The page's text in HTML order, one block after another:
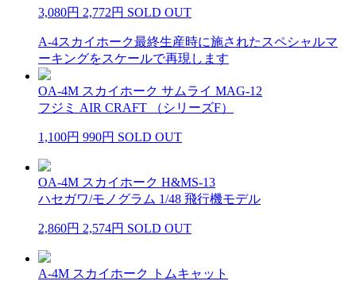
3,080円 2,772円 SOLD OUT
A-4スカイホーク最終生産時に施されたスペシャルマ
ーキングをスケールで再現します
OA-4M スカイホーク サムライ MAG-12
フジミ AIR CRAFT （シリーズF）
1,100円 990円 SOLD OUT
OA-4M スカイホーク H&MS-13
ハセガワ/モノグラム 1/48 飛行機モデル
2,860円 2,574円 SOLD OUT
A-4M スカイホーク トムキャット